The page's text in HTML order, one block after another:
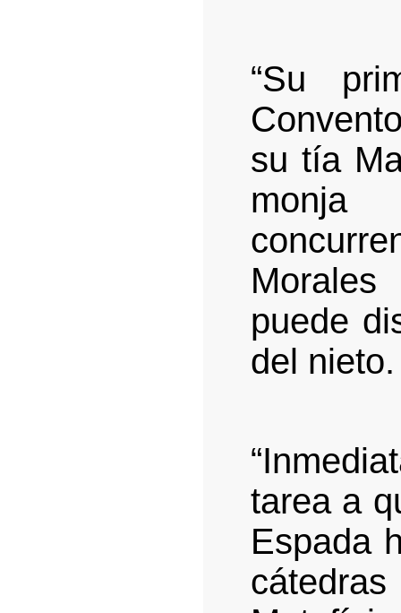
“Su
su tía
monja
puede
del nieto.
tarea a
Espada